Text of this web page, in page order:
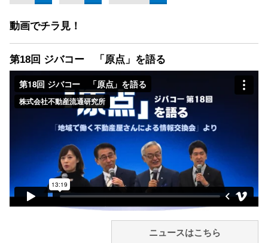
動画でチラ見！
第18回 ジバコー 「原点」を語る
ニュースはこちら